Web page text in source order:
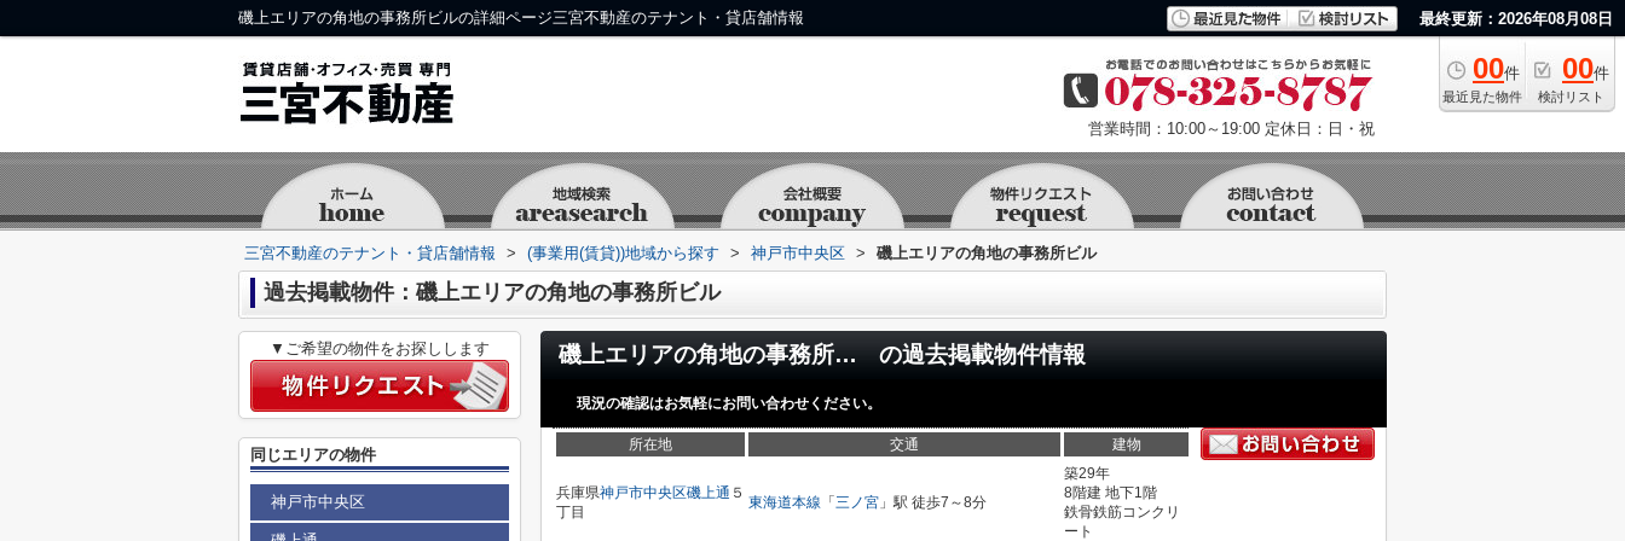
磯上エリアの角地の事務所ビルの詳細ページ三宮不動産のテナント・貸店舗情報 最終更新：2026年08月08日
00件
最近見た物件
00件
検討リスト
営業時間：10:00～19:00 定休日：日・祝
三宮不動産のテナント・貸店舗情報 > (事業用(賃貸))地域から探す > 神戸市中央区 > 磯上エリアの角地の事務所ビル
過去掲載物件：磯上エリアの角地の事務所ビル
磯上エリアの角地の事務所ビル の過去掲載物件情報
現況の確認はお気軽にお問い合わせください。
所在地 交通 建物
兵庫県神戸市中央区磯上通 ５
丁目
東海道本線 「 三ノ宮 」駅 徒歩7～8分
築29年
8階建 地下1階
鉄骨鉄筋コンクリ
ート
▼ご希望の物件をお探しします
同じエリアの物件
神戸市中央区